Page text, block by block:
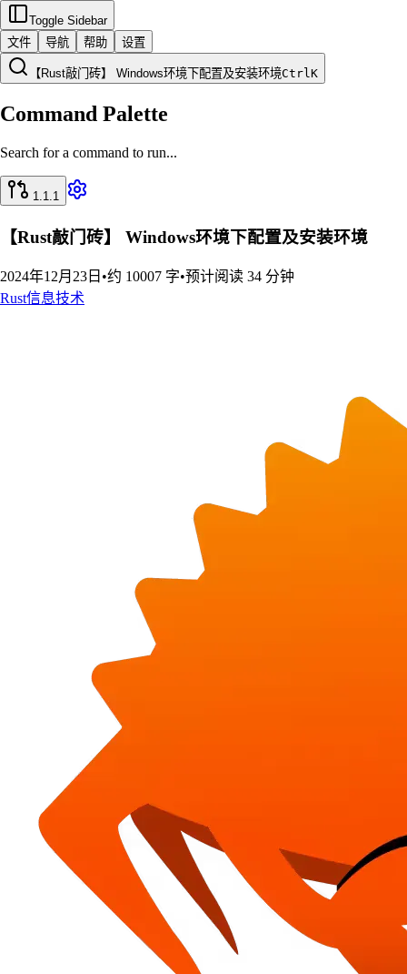
Toggle Sidebar
文件
导航 帮助 设置
【Rust敲门砖】 Windows环境下配置及安装环境CtrlK
Command Palette
Search for a command to run...
1.1.1
【Rust敲门砖】 Windows环境下配置及安装环境
2024年12月23日 •约 10007 字•预计阅读 34 分钟
Rust信息技术